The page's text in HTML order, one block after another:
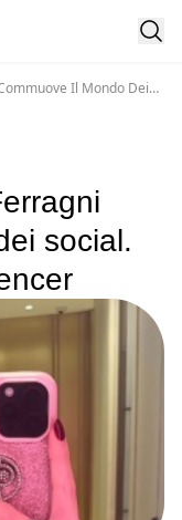
Il Mondo Dei
social.